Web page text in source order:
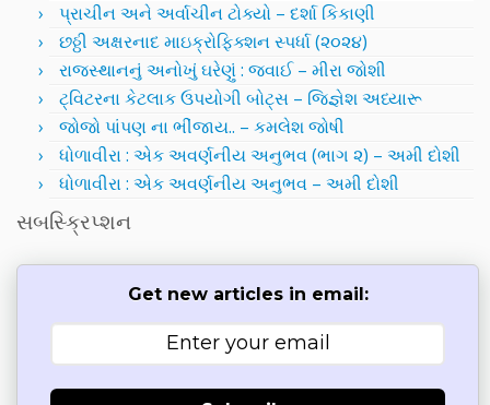
પ્રાચીન અને અર્વાચીન ટોક્યો – દર્શા કિકાણી
છઠ્ઠી અક્ષરનાદ માઇક્રોફિક્શન સ્પર્ધા (૨૦૨૪)
રાજસ્થાનનું અનોખું ઘરેણું : જવાઈ – મીરા જોશી
ટ્વિટરના કેટલાક ઉપયોગી બોટ્સ – જિજ્ઞેશ અધ્યારૂ
જોજો પાંપણ ના ભીંજાય.. – કમલેશ જોષી
ધોળાવીરા : એક અવર્ણનીય અનુભવ (ભાગ ૨) – અમી દોશી
ધોળાવીરા : એક અવર્ણનીય અનુભવ – અમી દોશી
સબસ્ક્રિપ્શન
Get new articles in email: